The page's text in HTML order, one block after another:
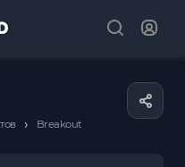
› Breakout